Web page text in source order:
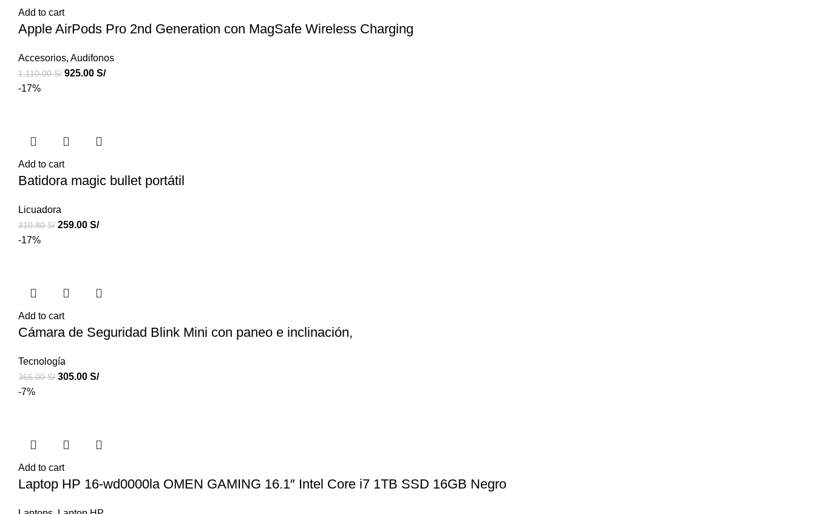
Add to cart
Apple AirPods Pro 2nd Generation con MagSafe Wireless Charging
Accesorios, Audifonos
1,110.00S/ 925.00 S/
-17%
Add to cart
Batidora magic bullet portátil
Licuadora
310.80S/ 259.00 S/
-17%
Add to cart
Cámara de Seguridad Blink Mini con paneo e inclinación,
Tecnología
366.00S/ 305.00 S/
-7%
Add to cart
Laptop HP 16-wd0000la OMEN GAMING 16.1″ Intel Core i7 1TB SSD 16GB Negro